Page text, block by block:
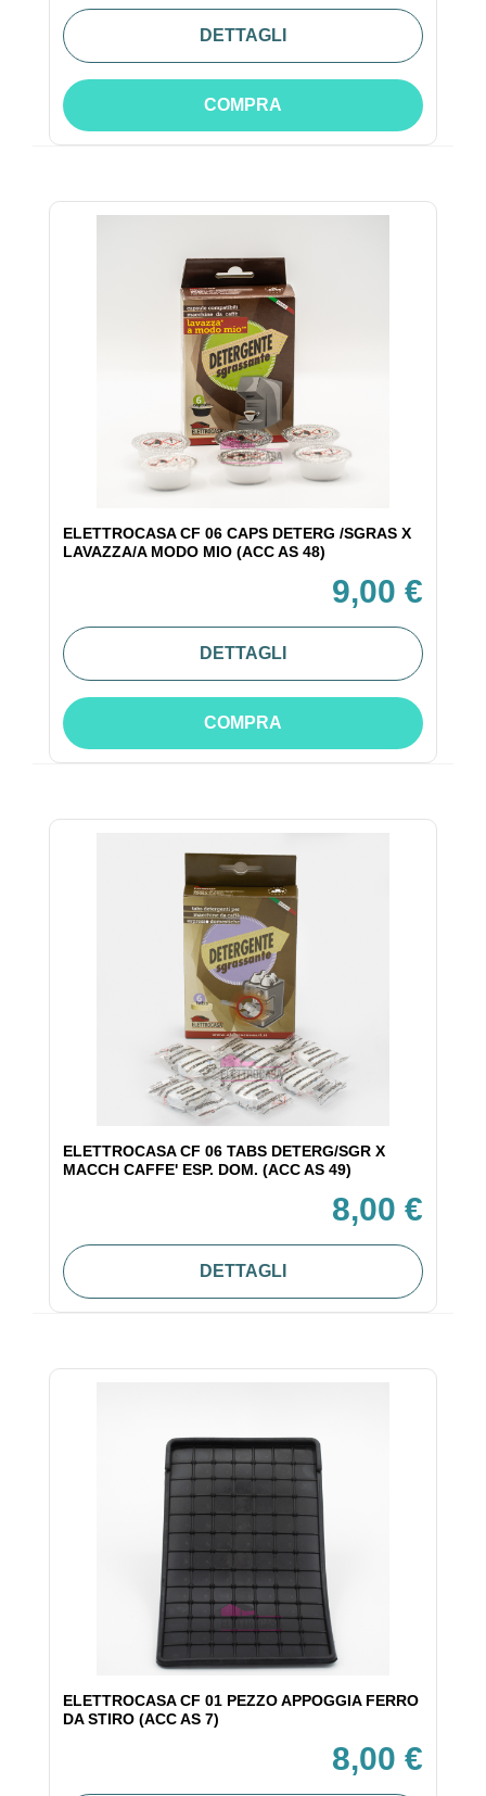
DETTAGLI
COMPRA
ELETTROCASA CF 06 CAPS DETERG /SGRAS X
LAVAZZA/A MODO MIO (ACC AS 48)
9,00 €
DETTAGLI
COMPRA
ELETTROCASA CF 06 TABS DETERG/SGR X
MACCH CAFFE' ESP. DOM. (ACC AS 49)
8,00 €
DETTAGLI
ELETTROCASA CF 01 PEZZO APPOGGIA FERRO
DA STIRO (ACC AS 7)
8,00 €